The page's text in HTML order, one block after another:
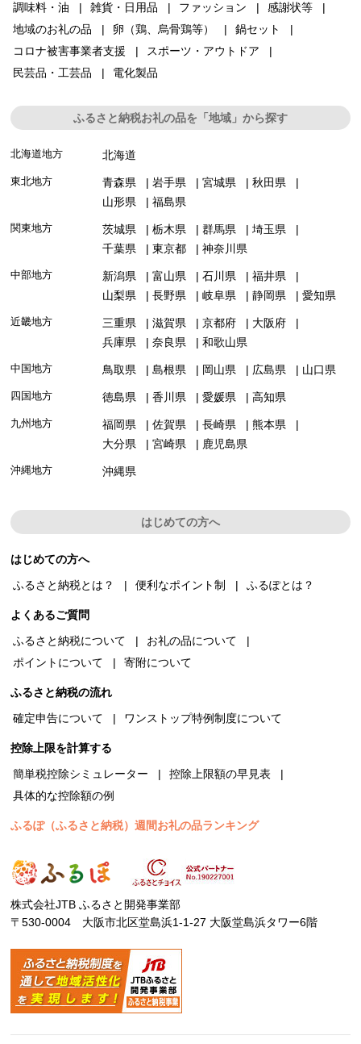
調味料・油
雑貨・日用品 ファッション
感謝状等
地域のお礼の品
卵（鶏、烏骨鶏等）
鍋セット
コロナ被害事業者支援
スポーツ・アウトドア
民芸品・工芸品
電化製品
ふるさと納税お礼の品を「地域」から探す
北海道地方 北海道
東北地方 青森県 岩手県 宮城県
秋田県
山形県
福島県
関東地方 茨城県 栃木県 群馬県
埼玉県
千葉県
東京都 神奈川県
中部地方 新潟県 富山県 石川県
福井県
山梨県
長野県 岐阜県 静岡県 愛知県
近畿地方 三重県 滋賀県 京都府
大阪府
兵庫県
奈良県 和歌山県
中国地方 鳥取県 島根県 岡山県 広島県 山口県
四国地方 徳島県 香川県 愛媛県 高知県
九州地方 福岡県 佐賀県 長崎県
熊本県
大分県
宮崎県 鹿児島県
沖縄地方 沖縄県
はじめての方へ
はじめての方へ
ふるさと納税とは？
便利なポイント制 ふるぽとは？
よくあるご質問
ふるさと納税について
お礼の品について
ポイントについて
寄附について
ふるさと納税の流れ
確定申告について
ワンストップ特例制度について
控除上限を計算する
簡単税控除シミュレーター
控除上限額の早見表
具体的な控除額の例
ふるぽ（ふるさと納税）週間お礼の品ランキング
株式会社JTB ふるさと開発事業部
〒530-0004 大阪市北区堂島浜1-1-27 大阪堂島浜タワー6階